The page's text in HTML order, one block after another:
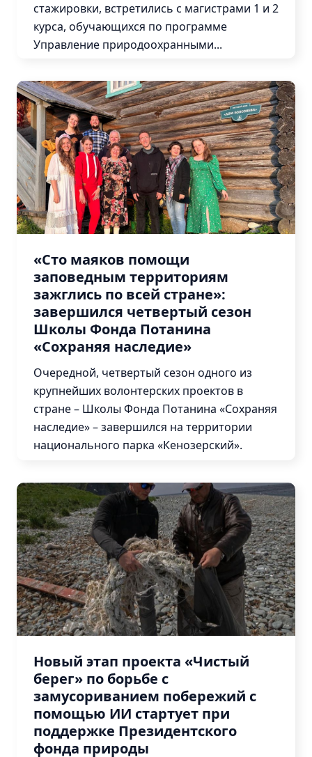
Просвещение
Наука
Обучение
Центр
знаний
Вебинары
Библиотека
Курсы
ООПТ
Карта
ООПТ
Календарь
событий
Конкурсы
Мероприятия
Отдел
кадров
Вакансии
Наставничество
Экспертное
сообщество
стажировки, встретились с магистрами 1 и 2
курса, обучающихся по программе
Управление природоохранными...
«Сто маяков помощи
заповедным территориям
зажглись по всей стране»:
завершился четвертый сезон
Школы Фонда Потанина
«Сохраняя наследие»
Очередной, четвертый сезон одного из
крупнейших волонтерских проектов в
стране – Школы Фонда Потанина «Сохраняя
наследие» – завершился на территории
национального парка «Кенозерский».
Новый этап проекта «Чистый
берег» по борьбе с
замусориванием побережий с
помощью ИИ стартует при
поддержке Президентского
фонда природы